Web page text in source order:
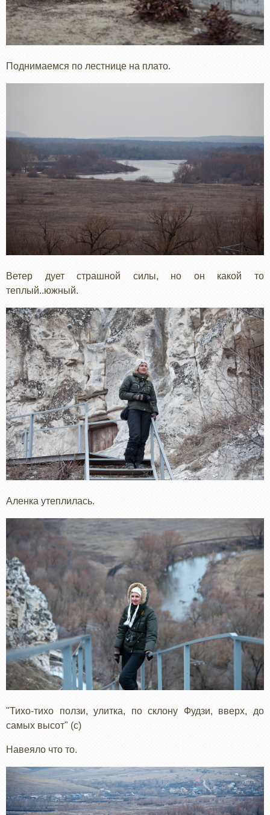
Поднимаемся по лестнице на плато.
Ветер дует страшной силы, но он какой то
теплый..южный.
Аленка утеплилась.
"Тихо-тихо ползи, улитка, по склону Фудзи, вверх, до
самых высот" (с)
Навеяло что то.